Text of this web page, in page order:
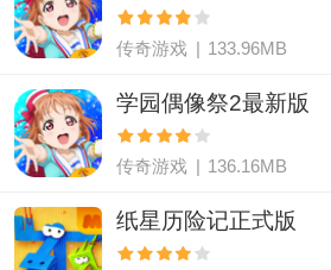
传奇游戏 | 133.96MB
学园偶像祭2最新版
传奇游戏 | 136.16MB
纸星历险记正式版